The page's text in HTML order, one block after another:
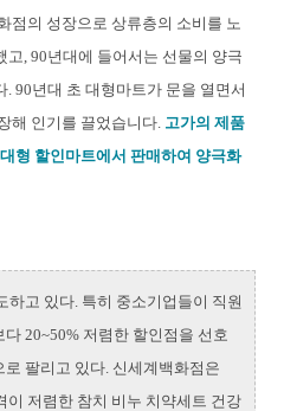
점의 성장으로 상류층의 소비를 노
, 90년대에 들어서는 선물의 양극
90년대 초 대형마트가 문을 열면서
해 인기를 끌었습니다. 고가의 제품
형 할인마트에서 판매하여 양극화
하고 있다. 특히 중소기업들이 직원
20~50% 저렴한 할인점을 선호
팔리고 있다. 신세계백화점은
이 저렴한 참치 비누 치약세트 건강